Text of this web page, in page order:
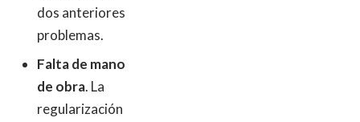
dos anteriores
problemas.
Falta de mano
de obra. La
regularización